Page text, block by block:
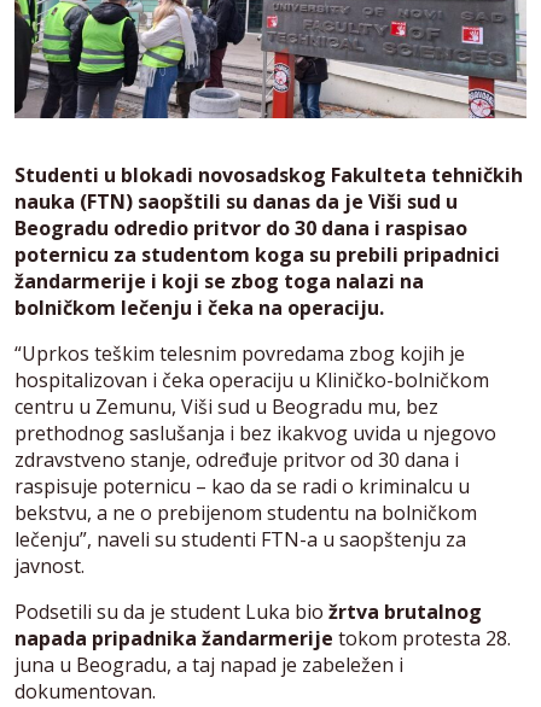
Studenti u blokadi novosadskog Fakulteta tehničkih
nauka (FTN) saopštili su danas da je Viši sud u
Beogradu odredio pritvor do 30 dana i raspisao
poternicu za studentom koga su prebili pripadnici
žandarmerije i koji se zbog toga nalazi na
bolničkom lečenju i čeka na operaciju.
“Uprkos teškim telesnim povredama zbog kojih je
hospitalizovan i čeka operaciju u Kliničko-bolničkom
centru u Zemunu, Viši sud u Beogradu mu, bez
prethodnog saslušanja i bez ikakvog uvida u njegovo
zdravstveno stanje, određuje pritvor od 30 dana i
raspisuje poternicu – kao da se radi o kriminalcu u
bekstvu, a ne o prebijenom studentu na bolničkom
lečenju”, naveli su studenti FTN-a u saopštenju za
javnost.
Podsetili su da je student Luka bio žrtva brutalnog
napada pripadnika žandarmerije tokom protesta 28.
juna u Beogradu, a taj napad je zabeležen i
dokumentovan.